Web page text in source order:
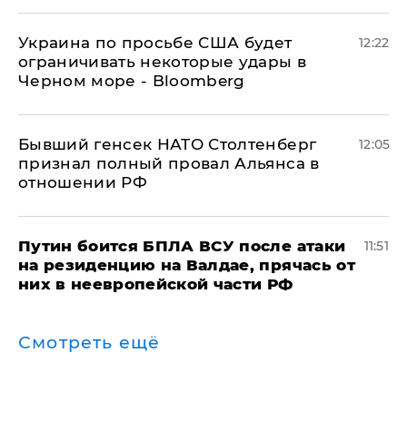
Украина по просьбе США будет
ограничивать некоторые удары в
Черном море - Bloomberg
12:22
Бывший генсек НАТО Столтенберг
признал полный провал Альянса в
отношении РФ
12:05
Путин боится БПЛА ВСУ после атаки
на резиденцию на Валдае, прячась от
них в неевропейской части РФ
11:51
Смотреть ещё